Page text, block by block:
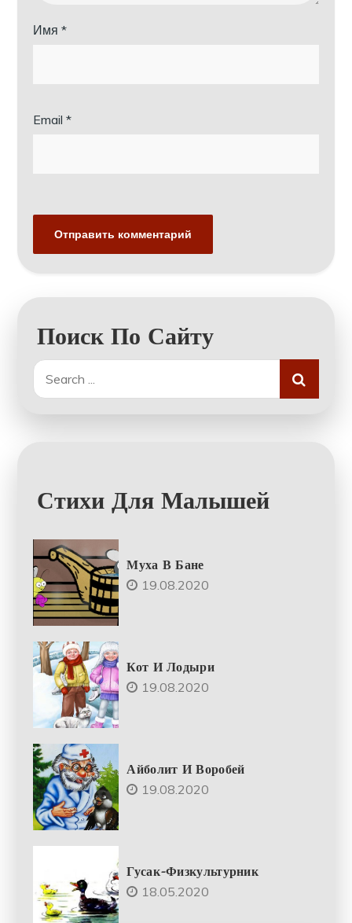
Имя*
Email*
Поиск По Сайту
Search
for:
Стихи Для Малышей
Муха В Бане
19.08.2020
Кот И Лодыри
19.08.2020
Айболит И Воробей
19.08.2020
Гусак-Физкультурник
18.05.2020